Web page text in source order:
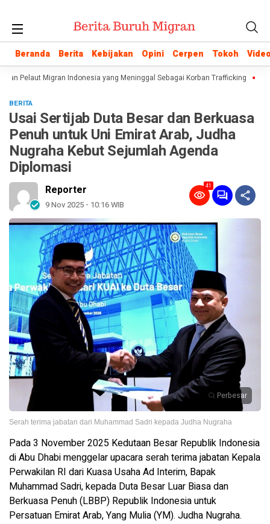
Beranda Berita Kebijakan Opini Cerpen Tokoh
Beranda Berita Kebijakan Opini Cerpen Tokoh
Pelaut Migran Indonesia yang Meninggal Sebagai Korban Trafficking
BERITA
Usai Sertijab Duta Besar dan Berkuasa
Penuh untuk Uni Emirat Arab, Judha
Nugraha Kebut Sejumlah Agenda
Diplomasi
Reporter
9 Nov 2025 - 10:16 WIB
41
Perbesar
Serah terima jabatan dari Muhammad Sadri kepada Judha Nugraha
Pada 3 November 2025 Kedutaan Besar Republik Indonesia
di Abu Dhabi menggelar upacara serah terima jabatan Kepala
Perwakilan RI dari Kuasa Usaha Ad Interim, Bapak
Muhammad Sadri, kepada Duta Besar Luar Biasa dan
Berkuasa Penuh (LBBP) Republik Indonesia untuk
Persatuan Emirat Arab, Yang Mulia (YM). Judha Nugraha.